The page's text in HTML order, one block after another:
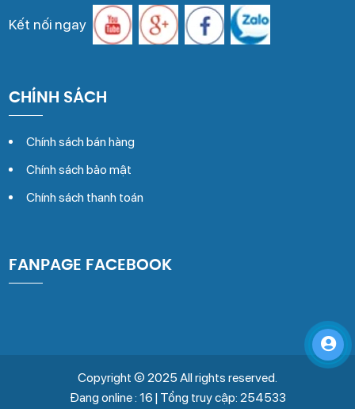
Kết nối ngay
CHÍNH SÁCH
Chính sách bán hàng
Chính sách bảo mật
Chính sách thanh toán
FANPAGE FACEBOOK
Copyright © 2025 All rights reserved.
Đang online : 16 | Tổng truy cập: 254533